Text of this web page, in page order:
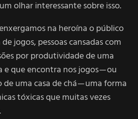
olhar interessante sobre isso.
na heroína o público
jogos, pessoas cansadas com
por produtividade de uma
e que encontra nos jogos — ou
uma casa de chá — uma forma
tóxicas que muitas vezes